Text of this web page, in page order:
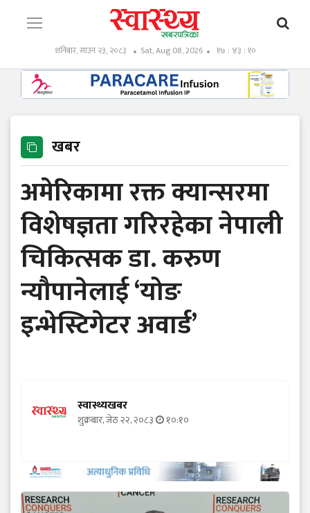
शनिबार, साउन २३, २०८३ Sat, Aug 08, 2026 १७ : ४३ : ११
खबर
अमेरिकामा रक्त क्यान्सरमा
विशेषज्ञता गरिरहेका नेपाली
चिकित्सक डा. करुण
न्यौपानेलाई ‘योङ
इन्भेस्टिगेटर अवार्ड’
स्वास्थ्यखबर
शुक्रबार, जेठ २२, २०८३ १०:१०